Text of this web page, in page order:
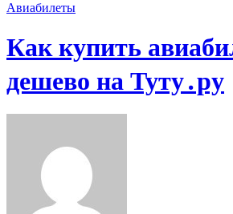
Авиабилеты
Как купить
дешево на Туту․ру